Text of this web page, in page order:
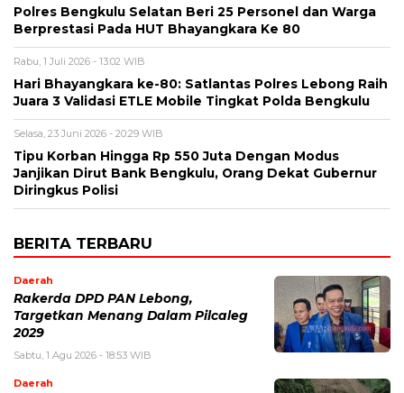
Polres Bengkulu Selatan Beri 25 Personel dan Warga
Berprestasi Pada HUT Bhayangkara Ke 80
Rabu, 1 Juli 2026 - 13:02 WIB
Hari Bhayangkara ke-80: Satlantas Polres Lebong Raih
Juara 3 Validasi ETLE Mobile Tingkat Polda Bengkulu
Selasa, 23 Juni 2026 - 20:29 WIB
Tipu Korban Hingga Rp 550 Juta Dengan Modus
Janjikan Dirut Bank Bengkulu, Orang Dekat Gubernur
Diringkus Polisi
BERITA TERBARU
Daerah
Rakerda DPD PAN Lebong,
Targetkan Menang Dalam Pilcaleg
2029
Sabtu, 1 Agu 2026 - 18:53 WIB
Daerah